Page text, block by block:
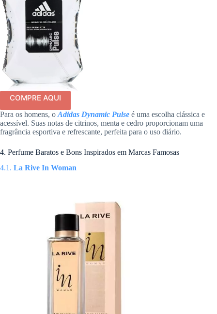
COMPRE AQUI
Para os homens, o Adidas Dynamic Pulse é uma escolha clássica e
acessível. Suas notas de citrinos, menta e cedro proporcionam uma
fragrância esportiva e refrescante, perfeita para o uso diário.
4. Perfume Baratos e Bons Inspirados em Marcas Famosas
4.1. La Rive In Woman